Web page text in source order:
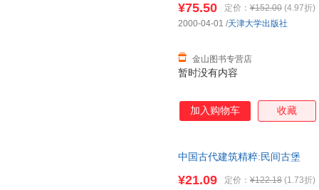
暂时没有内容
¥75.50 定价： ¥152.00 (4.97折)
金山图书专营店
2000-04-01 /天津大学出版社
加入购物车 收藏
中国古代建筑精粹:民间古堡
¥21.09 定价： ¥122.18 (1.73折)